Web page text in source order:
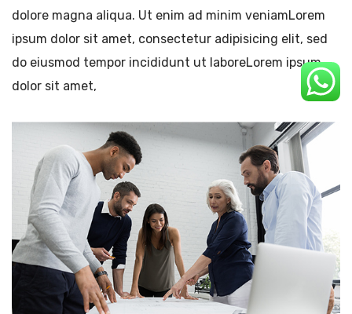
dolore magna aliqua. Ut enim ad minim veniamLorem
ipsum dolor sit amet, consectetur adipisicing elit, sed
do eiusmod tempor incididunt ut laboreLorem ipsum
dolor sit amet,